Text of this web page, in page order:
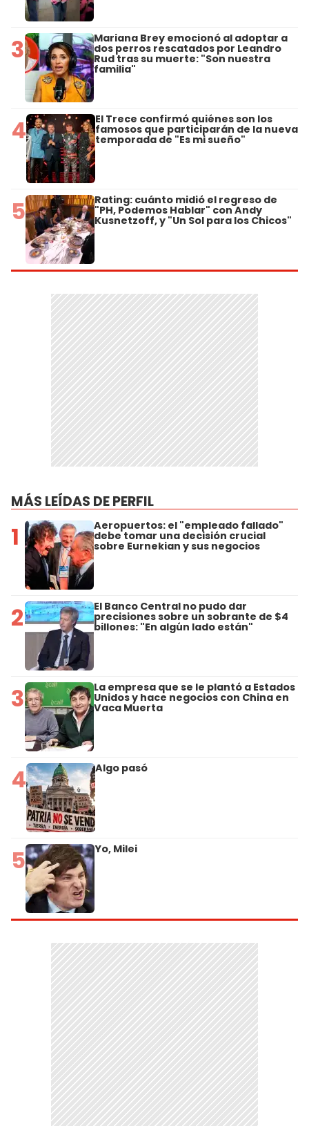
3 Mariana Brey emocionó al adoptar a
dos perros rescatados por Leandro
Rud tras su muerte: "Son nuestra
familia"
4 El Trece confirmó quiénes son los
famosos que participarán de la nueva
temporada de "Es mi sueño"
5 Rating: cuánto midió el regreso de
"PH, Podemos Hablar" con Andy
Kusnetzoff, y "Un Sol para los Chicos"
MÁS LEÍDAS DE PERFIL
1 Aeropuertos: el "empleado fallado"
debe tomar una decisión crucial
sobre Eurnekian y sus negocios
2 El Banco Central no pudo dar
precisiones sobre un sobrante de $4
billones: "En algún lado están"
3 La empresa que se le plantó a Estados
Unidos y hace negocios con China en
Vaca Muerta
4 Algo pasó
5 Yo, Milei